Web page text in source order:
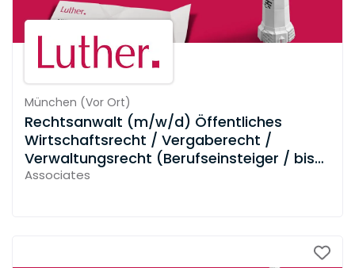
München (Vor Ort)
Rechtsanwalt (m/w/d) Öffentliches
Wirtschaftsrecht / Vergaberecht /
Verwaltungsrecht (Berufseinsteiger / bis
zu 3 Jahre Berufserfahrung)
Associates